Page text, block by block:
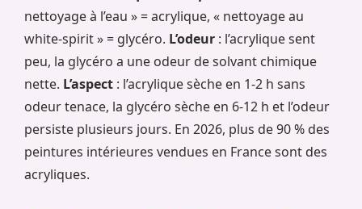
nettoyage à l’eau » = acrylique, « nettoyage au
white-spirit » = glycéro. L’odeur : l’acrylique sent
peu, la glycéro a une odeur de solvant chimique
nette. L’aspect : l’acrylique sèche en 1-2 h sans
odeur tenace, la glycéro sèche en 6-12 h et l’odeur
persiste plusieurs jours. En 2026, plus de 90 % des
peintures intérieures vendues en France sont des
acryliques.